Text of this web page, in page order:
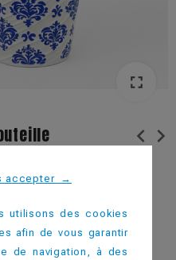
fullscreen
chevron_left chevron_right
IML - MATE
accepter →
utilisons des cookies
afin de vous garantir
de navigation, à des